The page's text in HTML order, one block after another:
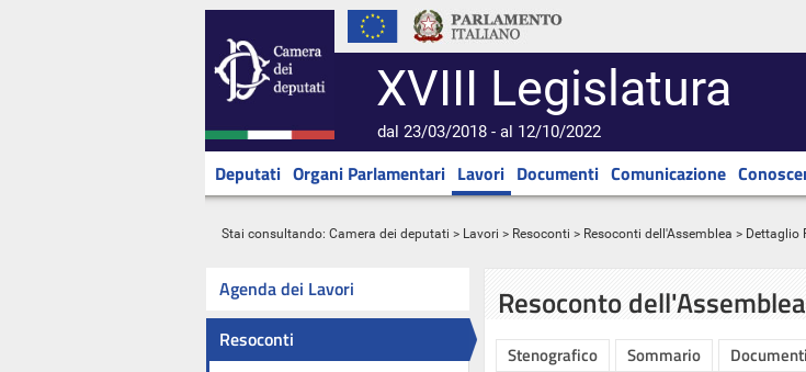
XVIII Legislatura
dal 23/03/2018 - al 12/10/2022
Deputati Organi Parlamentari Lavori Documenti Comunicazione
Stai consultando: Camera dei deputati > Lavori > Resoconti > Resoconti dell'Assemblea > Dettaglio
Agenda dei Lavori
Resoconti
Resoconto dell'Assemblea
Stenografico Sommario